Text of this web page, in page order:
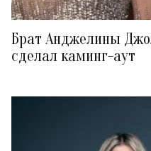
Брат Анджелины
сделал каминг-аут